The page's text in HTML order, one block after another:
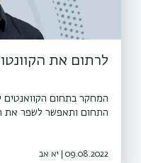
לרתום את
המחקר בתחום הקוואנטים
התחום ותאפשר לשפר את
09.08.2022 | יא אב